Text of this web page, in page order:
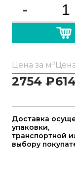
-
Цена за м²
2754 ₽
Доставка
упаковки,
транспортной
выбору